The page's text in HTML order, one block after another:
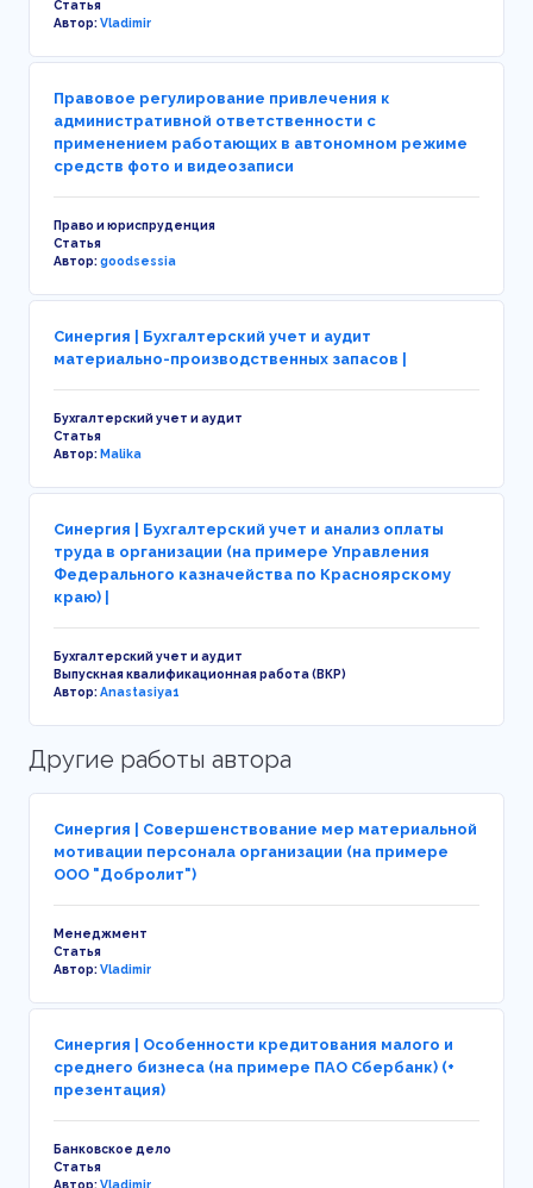
Статья
Автор:Vladimir
Правовое регулирование привлечения к
административной ответственности с
применением работающих в автономном режиме
средств фото и видеозаписи
Право и юриспруденция
Статья
Автор:goodsessia
Синергия | Бухгалтерский учет и аудит
материально-производственных запасов |
Бухгалтерский учет и аудит
Статья
Автор:Malika
Синергия | Бухгалтерский учет и анализ оплаты
труда в организации (на примере Управления
Федерального казначейства по Красноярскому
краю) |
Бухгалтерский учет и аудит
Выпускная квалификационная работа (ВКР)
Автор:Anastasiya1
Другие работы автора
Синергия | Совершенствование мер материальной
мотивации персонала организации (на примере
ООО "Добролит")
Менеджмент
Статья
Автор:Vladimir
Синергия | Особенности кредитования малого и
среднего бизнеса (на примере ПАО Сбербанк) (+
презентация)
Банковское дело
Статья
Автор:Vladimir